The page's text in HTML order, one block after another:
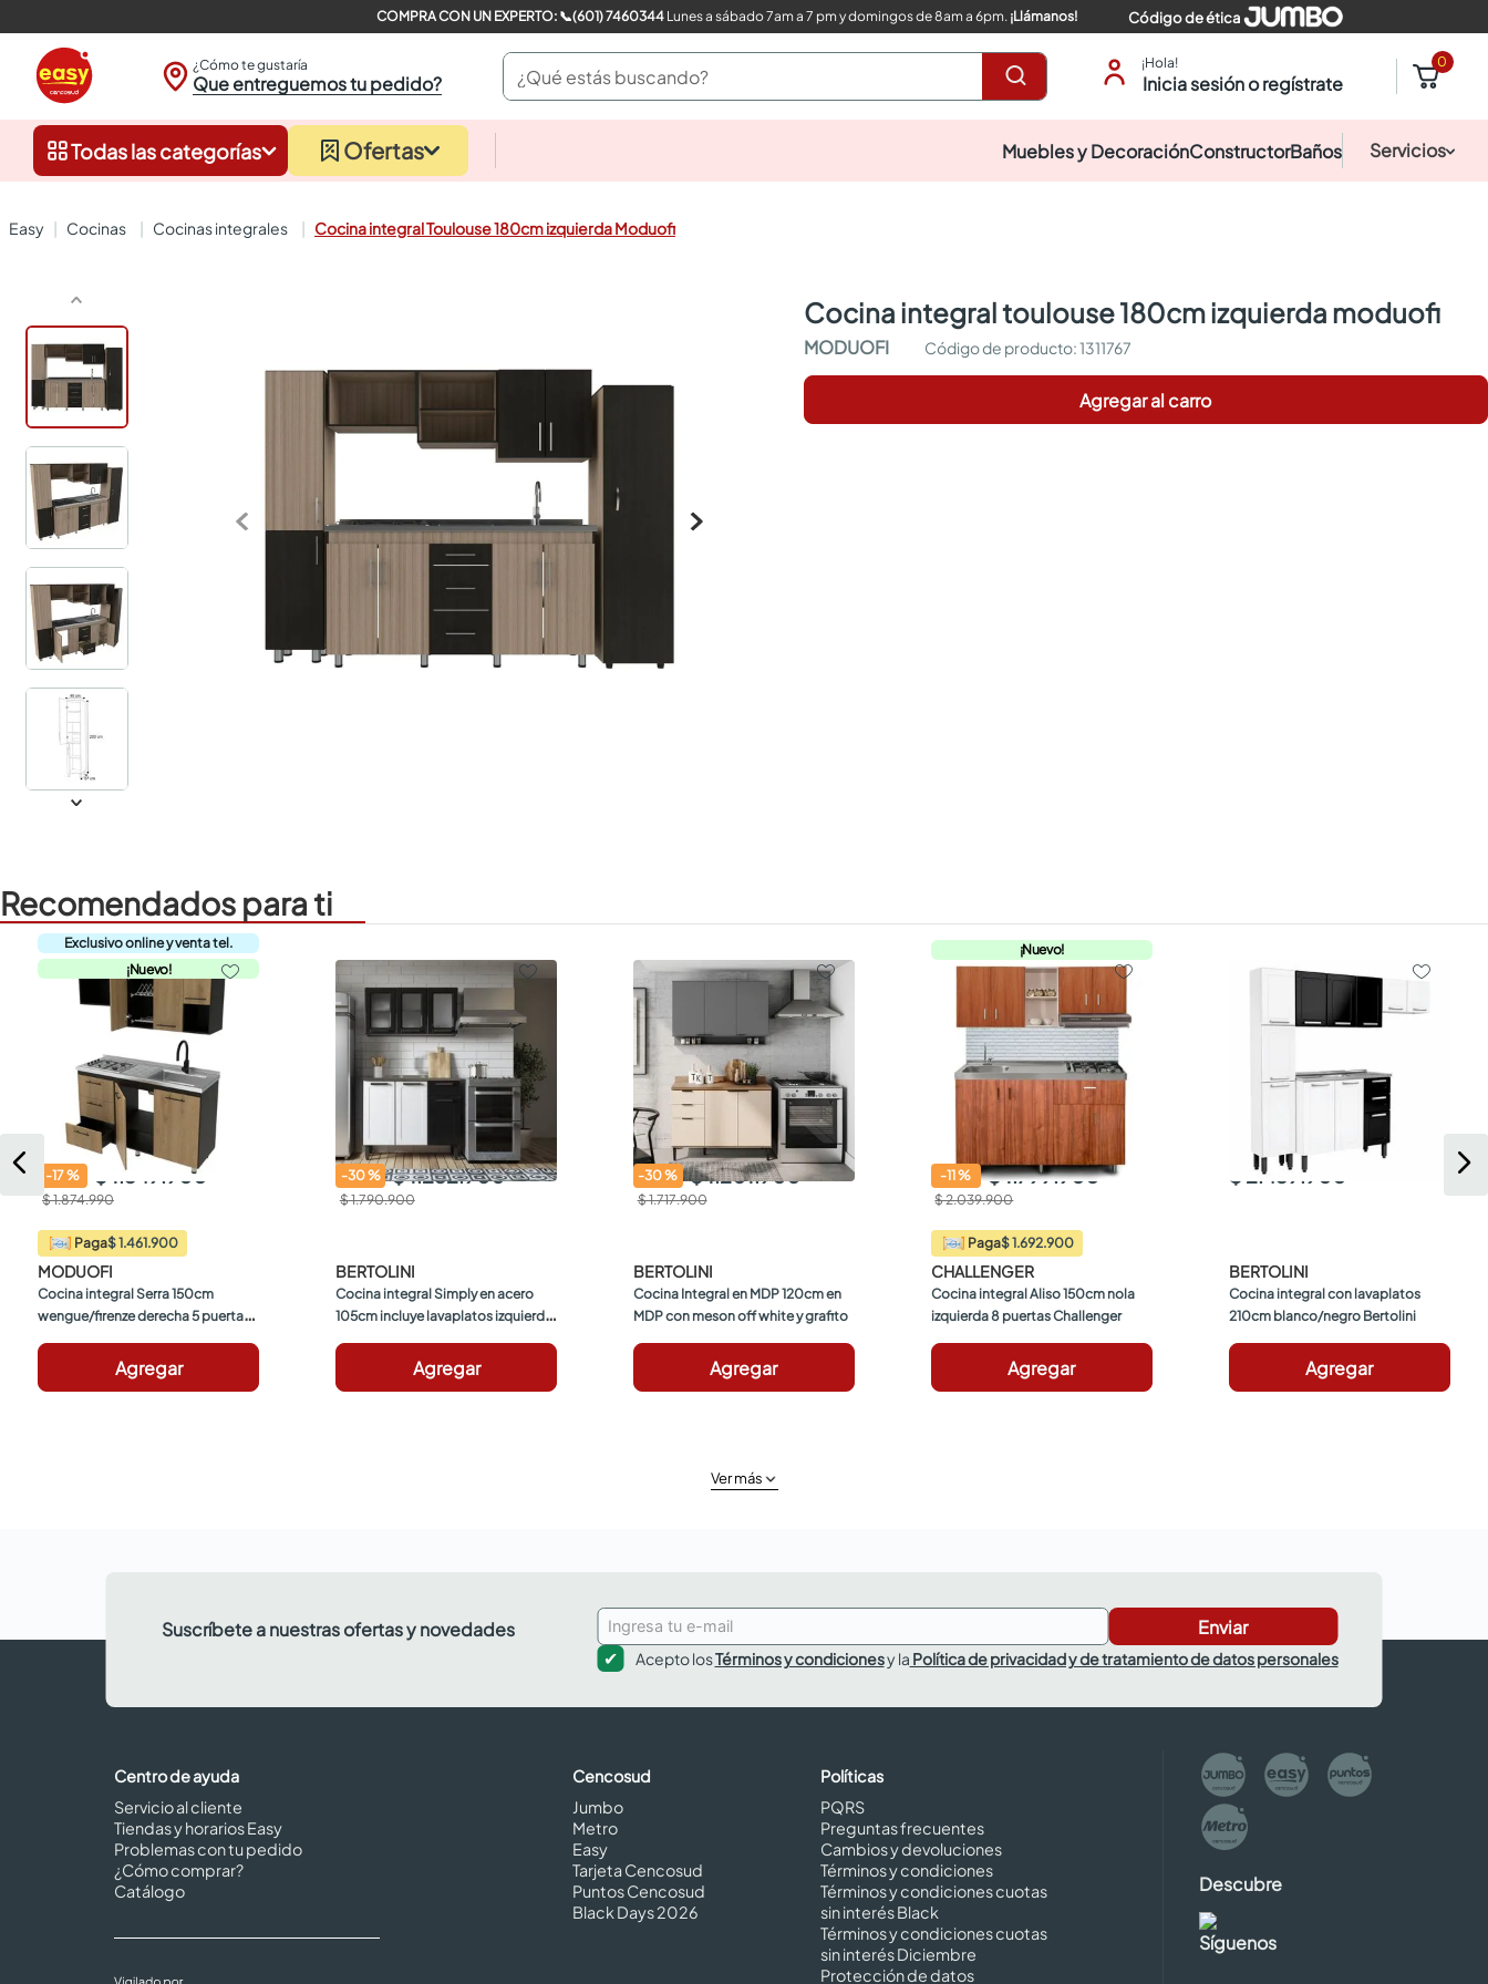
COMPRA CON UN EXPERTO: 📞(601) 7460344Lunes a sábado 7am a 7 pm y domingos de 8am a 6pm. ¡Llámanos! Código de ética
¿Cómo te gustaría
Que entreguemos tu pedido?
¿Qué estás buscando? ¡Hola!
Inicia sesión o regístrate
0
Todas las categorías Ofertas Muebles y DecoraciónConstructorBaños Servicios
cocinas cocinas integrales Cocina integral Toulouse 180cm izquierda Moduofi
cocina integral toulouse 180cm izquierda moduofi
MODUOFI :1311767
Agregar al carro
Recomendados para ti
¡Nuevo!
-17% $ 1.549.900
$ 1.874.990
Paga$ 1.461.900
MODUOFI
Cocina integral Serra 150cm
wengue/firenze derecha 5 puertas
Agregar
-30% $ 1.252.900
$ 1.790.900
BERTOLINI
Cocina integral Simply en acero
105cm incluye lavaplatos izquierdo
Agregar
-30% $ 1.201.900
$ 1.717.900
BERTOLINI
Cocina Integral en MDP 120cm en
MDP con meson off white y grafito
Agregar
¡Nuevo!
-11% $ 1.799.900
$ 2.039.900
Paga$ 1.692.900
CHALLENGER
Cocina integral Aliso 150cm nola
izquierda 8 puertas Challenger
Agregar
$ 2.459.900
BERTOLINI
Cocina integral con lavaplatos
210cm blanco/negro Bertolini
Agregar
Ver más
Suscríbete a nuestras ofertas y novedades Enviar
Acepto losTérminos y condicionesy la Política de privacidad y de tratamiento de datos personales
Centro de ayuda
Servicio al cliente
Tiendas y horarios Easy
Problemas con tu pedido
¿Cómo comprar?
Catálogo
Cencosud
Jumbo
Metro
Easy
Tarjeta Cencosud
Puntos Cencosud
Black Days 2026
Políticas
PQRS
Preguntas frecuentes
Cambios y devoluciones
Términos y condiciones
Términos y condiciones cuotas
sin interés Black
Términos y condiciones cuotas
sin interés Diciembre
Protección de datos
Descubre
Síguenos
closet
sanitarios
armarios closet